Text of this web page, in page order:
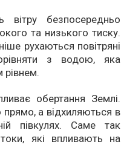
безпосередньо
та низького тиску.
рухаються повітряні
з водою, яка
рівнем.
обертання Землі.
прямо, а відхиляються в
півкулях. Саме так
які впливають на